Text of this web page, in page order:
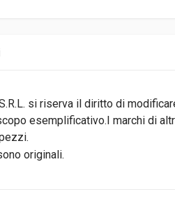
si riserva il diritto di
esemplificativo.I marchi di
originali.